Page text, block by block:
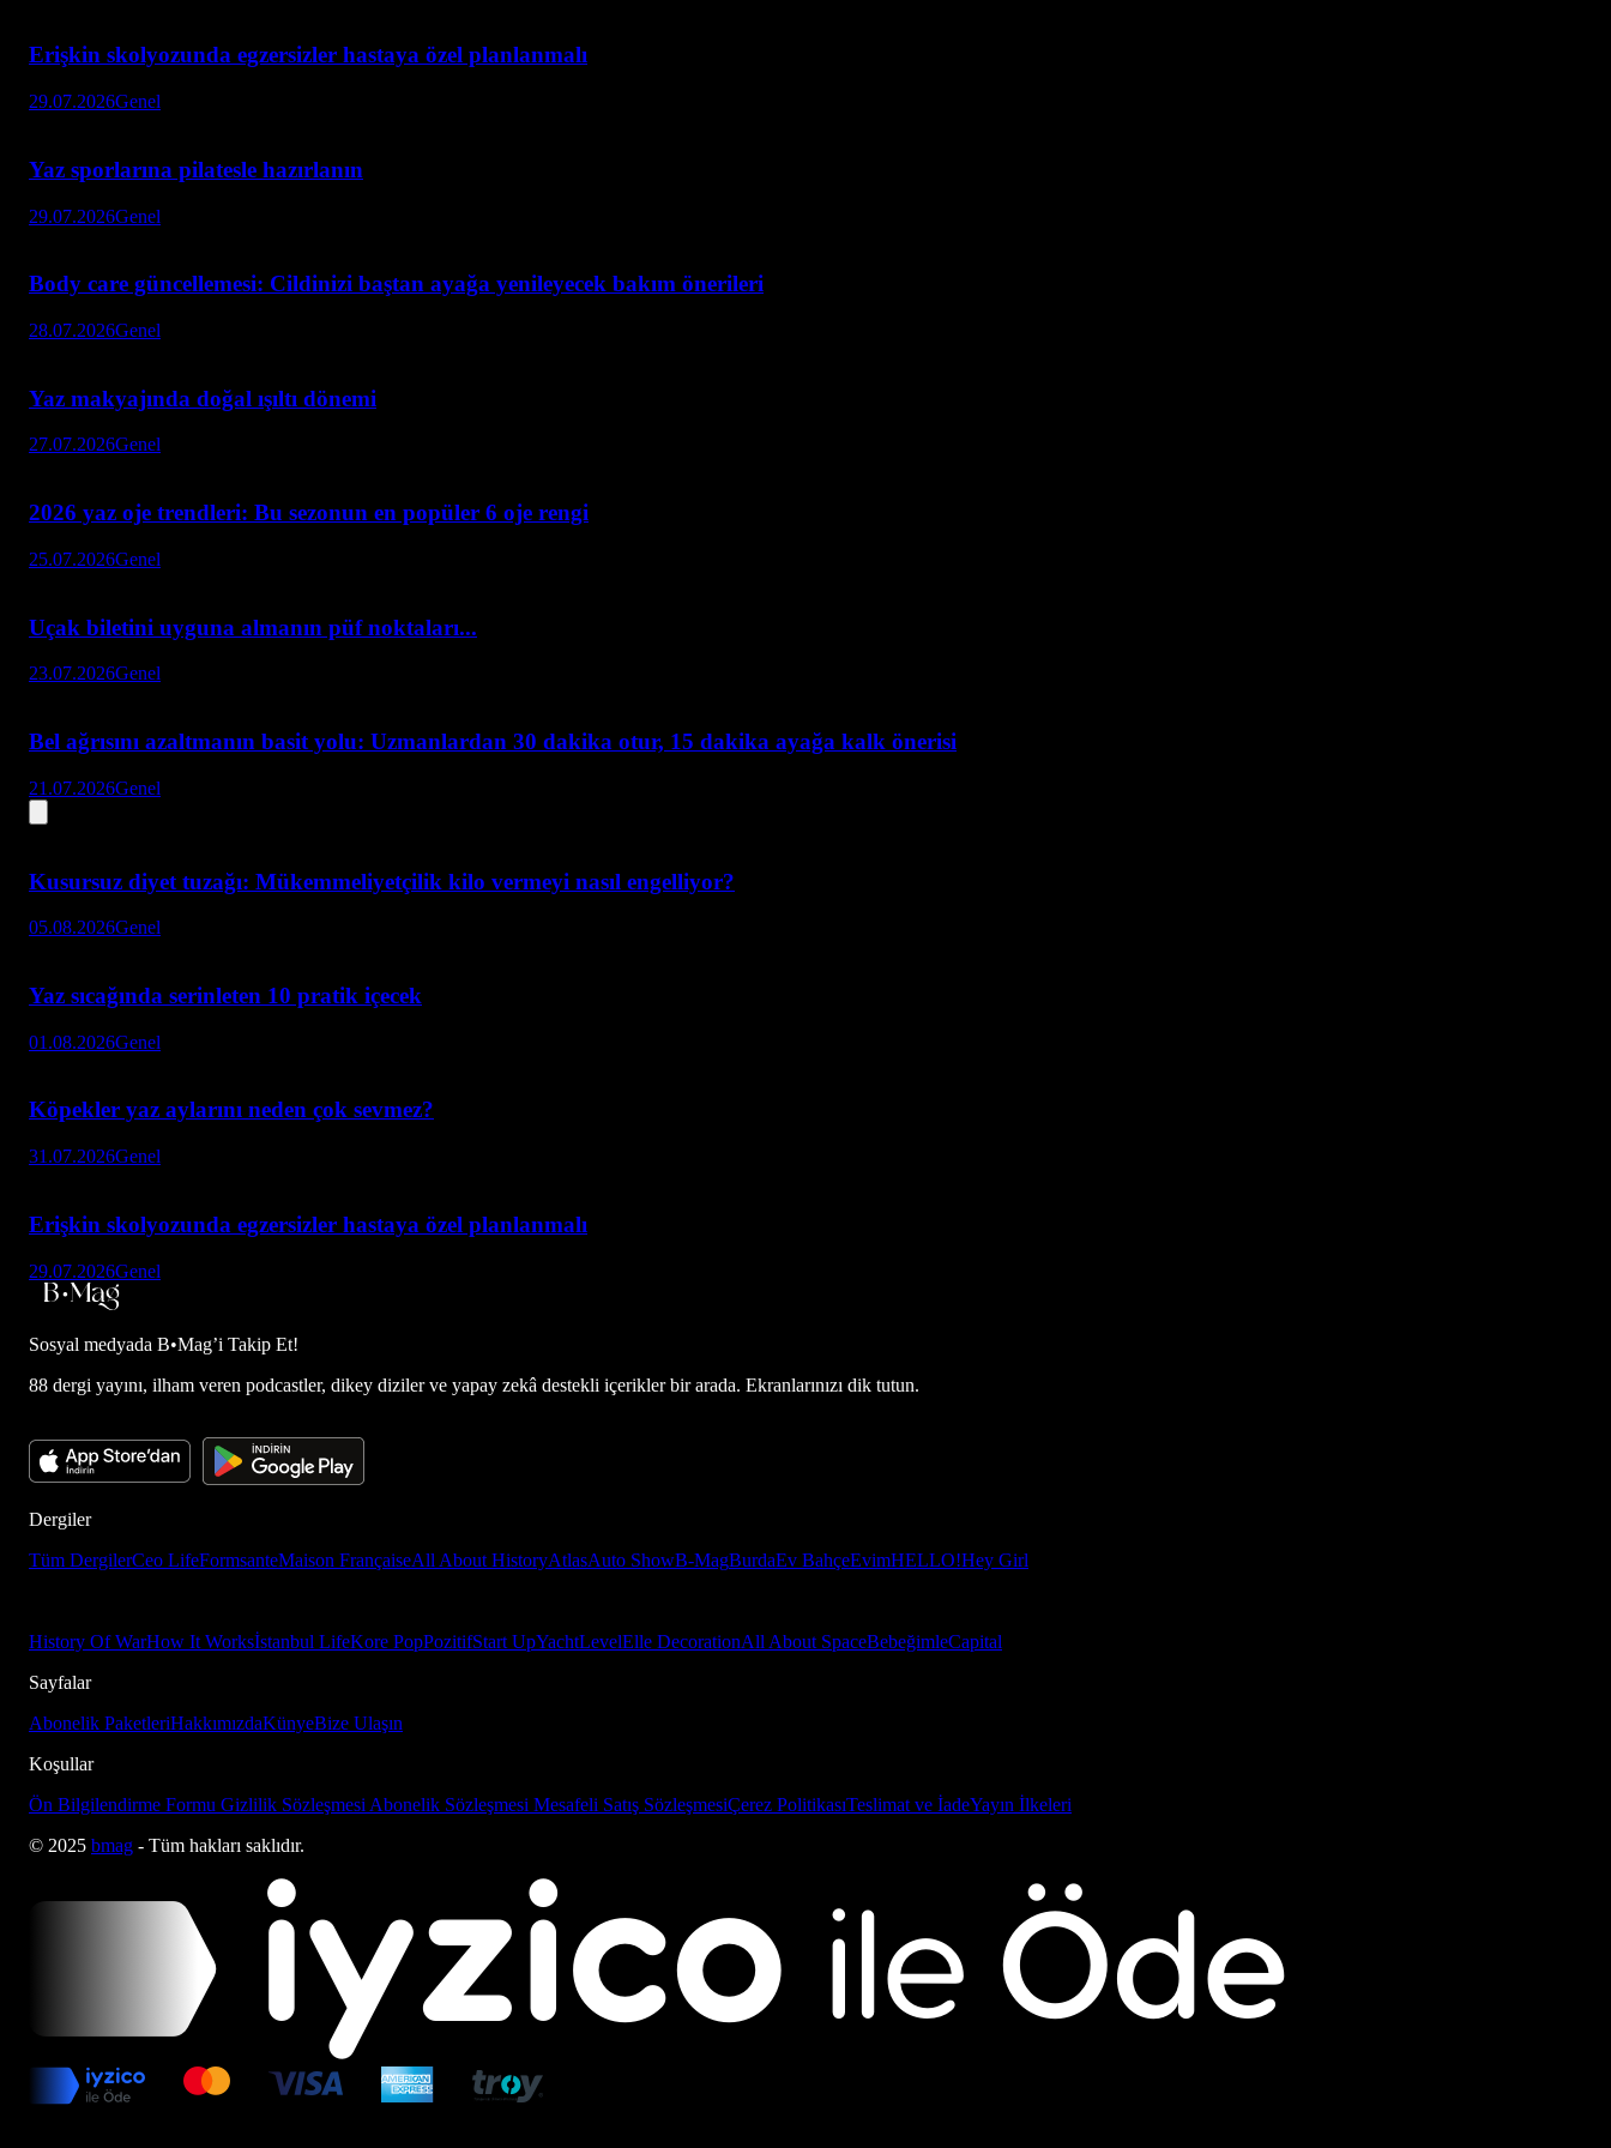
Erişkin skolyozunda egzersizler hastaya özel planlanmalı
29.07.2026Genel
Yaz sporlarına pilatesle hazırlanın
29.07.2026Genel
Body care güncellemesi: Cildinizi baştan ayağa yenileyecek bakım önerileri
28.07.2026Genel
Yaz makyajında doğal ışıltı dönemi
27.07.2026Genel
2026 yaz oje trendleri: Bu sezonun en popüler 6 oje rengi
25.07.2026Genel
Uçak biletini uyguna almanın püf noktaları...
23.07.2026Genel
Bel ağrısını azaltmanın basit yolu: Uzmanlardan 30 dakika otur, 15 dakika ayağa kalk önerisi
21.07.2026Genel
Kusursuz diyet tuzağı: Mükemmeliyetçilik kilo vermeyi nasıl engelliyor?
05.08.2026Genel
Yaz sıcağında serinleten 10 pratik içecek
01.08.2026Genel
Köpekler yaz aylarını neden çok sevmez?
31.07.2026Genel
Erişkin skolyozunda egzersizler hastaya özel planlanmalı
29.07.2026Genel
Sosyal medyada B•Mag’i Takip Et!
88 dergi yayını, ilham veren podcastler, dikey diziler ve yapay zekâ destekli içerikler bir arada. Ekranlarınızı dik tutun.
Dergiler
Tüm DergilerCeo LifeFormsanteMaison FrançaiseAll About HistoryAtlasAuto ShowB-MagBurdaEv BahçeEvimHELLO!Hey Girl
History Of WarHow It Worksİstanbul LifeKore PopPozitifStart UpYachtLevelElle DecorationAll About SpaceBebeğimleCapital
Sayfalar
Abonelik PaketleriHakkımızdaKünyeBize Ulaşın
Koşullar
Ön Bilgilendirme Formu Gizlilik Sözleşmesi Abonelik Sözleşmesi Mesafeli Satış SözleşmesiÇerez PolitikasıTeslimat ve İadeYayın İlkeleri
© 2025 bmag - Tüm hakları saklıdır.